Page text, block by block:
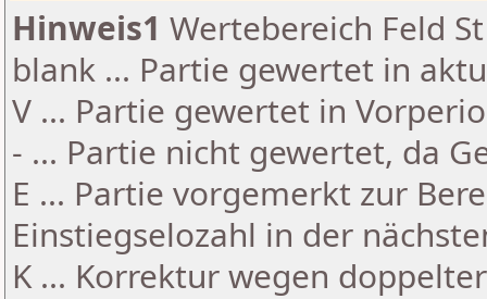
Hinweis1 Wertebereich Feld
blank ... Partie gewertet in
V ... Partie gewertet in
- ... Partie nicht gewertet, da
E ... Partie vorgemerkt zur
Einstiegselozahl in der
K ... Korrektur wegen